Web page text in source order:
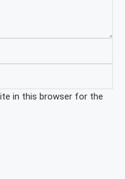
in this browser for the